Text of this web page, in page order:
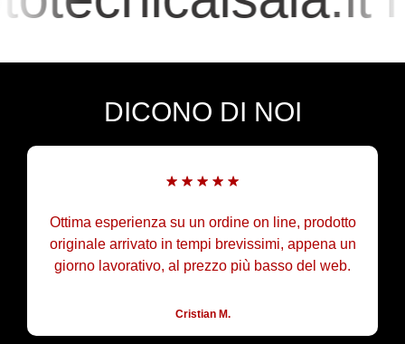
DICONO DI NOI
Ottima esperienza su un ordine on line, prodotto
originale arrivato in tempi brevissimi, appena un
giorno lavorativo, al prezzo più basso del web.
Cristian M.